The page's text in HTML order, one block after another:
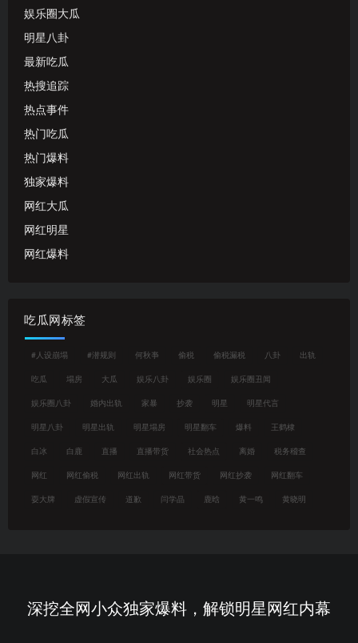
娱乐圈大瓜
明星八卦
最新吃瓜
热搜追踪
热点事件
热门吃瓜
热门爆料
独家爆料
网红大瓜
网红明星
网红爆料
吃瓜网标签
#人设崩塌 #潜规则 何秋亊 偷税 偷税漏税 八卦 出轨
吃瓜 塌房 大瓜 娱乐八卦 娱乐圈 娱乐圈丑闻
娱乐圈八卦 婚内出轨 家暴 抄袭 明星 明星代言
明星八卦 明星出轨 明星塌房 明星翻车 爆料 王鹤棣
白冰 白鹿 直播 直播带货 社会热点 离婚 税务稽查
网红 网红偷税 网红出轨 网红带货 网红抄袭 网红翻车
耍大牌 虚假宣传 道歉 闫学晶 鹿晗 黄一鸣 黄晓明
深挖全网小众独家爆料，解锁明星网红内幕